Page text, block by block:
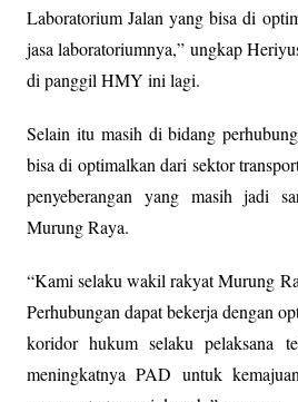
Laboratorium Jalan yang bisa di
jasa laboratoriumnya,” ungkap
di panggil HMY ini lagi.
Selain itu masih di bidang
bisa di optimalkan dari sektor
penyeberangan yang masih jadi
Murung Raya.
“Kami selaku wakil rakyat Murung
Perhubungan dapat bekerja dengan
koridor hukum selaku pelaksana
meningkatnya PAD untuk